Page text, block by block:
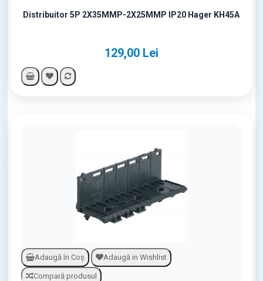
Distribuitor 5P 2X35MMP-2X25MMP IP20 Hager KH45A
129,00 Lei
Adaugă în Coş Adaugă in Wishlist
Compară produsul